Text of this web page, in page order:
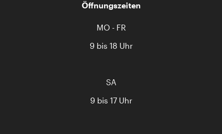
Öffnungszeiten
MO - FR
9 bis 18 Uhr
SA
9 bis 17 Uhr